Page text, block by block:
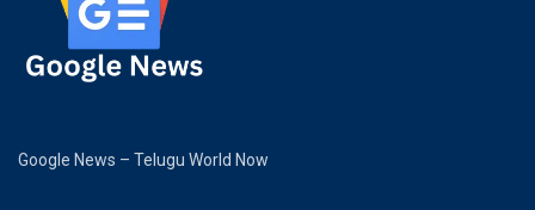
Google News – Telugu World Now